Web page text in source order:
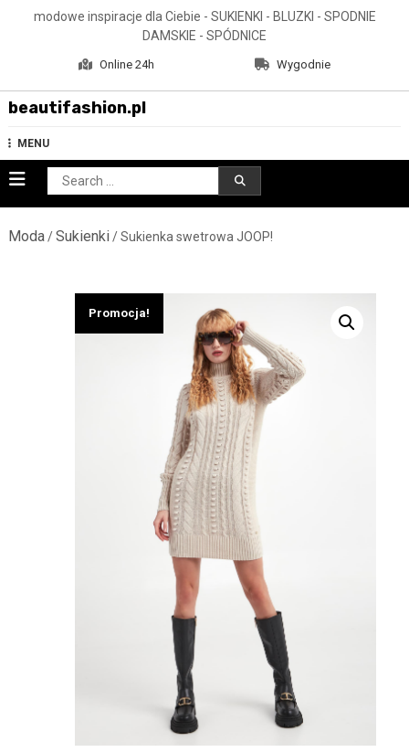
modowe inspiracje dla Ciebie - SUKIENKI - BLUZKI - SPODNIE
DAMSKIE - SPÓDNICE
Online 24h Wygodnie
beautifashion.pl
MENU
Search
for:
Moda/Sukienki/ Sukienka swetrowa JOOP!
Promocja!